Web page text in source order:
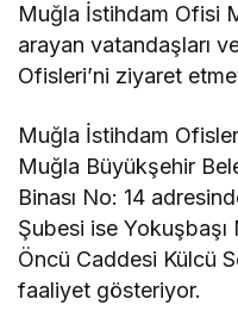
Muğla İstihdam Ofisi
arayan vatandaşları
Ofisleri’ni ziyaret
Muğla İstihdam
Muğla Büyükşehir
Binası No: 14
Şubesi ise
Öncü Caddesi Külcü
faaliyet gösteriyor.